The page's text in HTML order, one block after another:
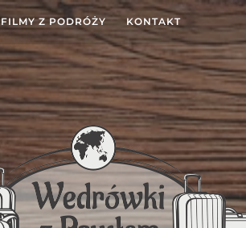
FILMY Z PODRÓŻY KONTAKT